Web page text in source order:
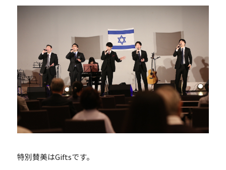
特別賛美はGiftsです。